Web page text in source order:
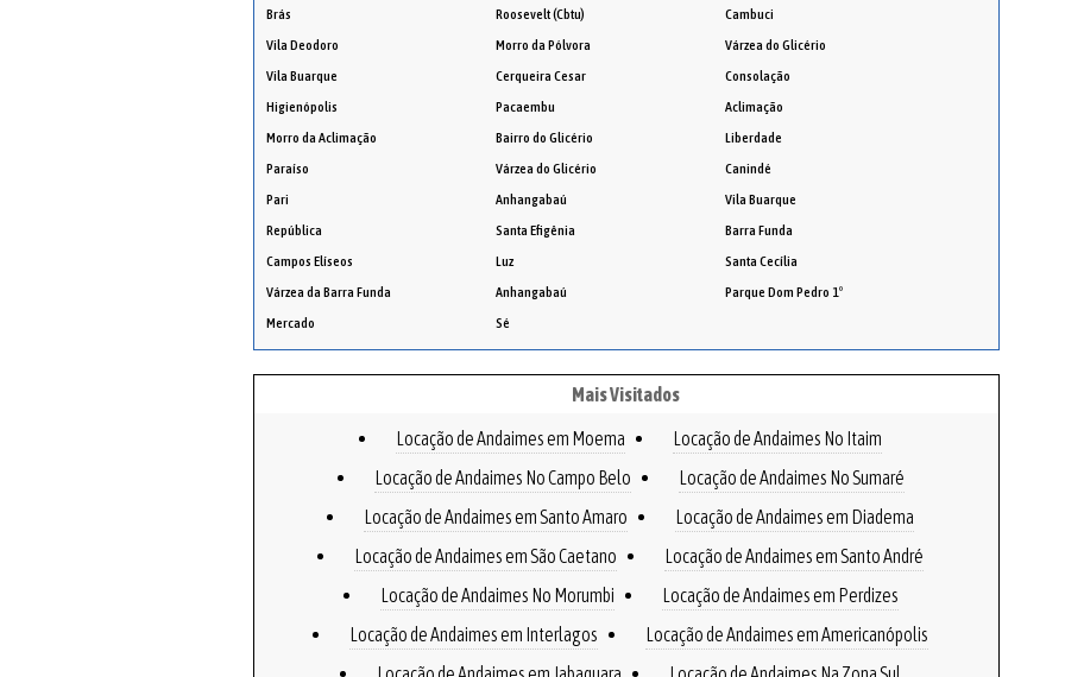
Brás
Roosevelt (Cbtu)
Cambuci
Vila Deodoro
Morro da Pólvora
Várzea do Glicério
Vila Buarque
Cerqueira Cesar
Consolação
Higienópolis
Pacaembu
Aclimação
Morro da Aclimação
Bairro do Glicério
Liberdade
Paraíso
Várzea do Glicério
Canindé
Pari
Anhangabaú
Vila Buarque
República
Santa Efigênia
Barra Funda
Campos Elíseos
Luz
Santa Cecília
Várzea da Barra Funda
Anhangabaú
Parque Dom Pedro 1º
Mercado
Sé
Mais Visitados
Locação de Andaimes em Moema
Locação de Andaimes No Itaim
Locação de Andaimes No Campo Belo
Locação de Andaimes No Sumaré
Locação de Andaimes em Santo Amaro
Locação de Andaimes em Diadema
Locação de Andaimes em São Caetano
Locação de Andaimes em Santo André
Locação de Andaimes No Morumbi
Locação de Andaimes em Perdizes
Locação de Andaimes em Interlagos
Locação de Andaimes em Americanópolis